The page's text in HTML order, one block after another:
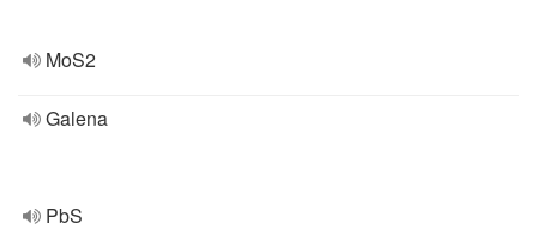
MoS2
Galena
PbS